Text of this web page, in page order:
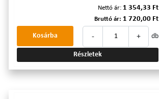
Nettó ár: 1 354,33 Ft
Bruttó ár: 1 720,00 Ft
- + db
Kosárba
Részletek